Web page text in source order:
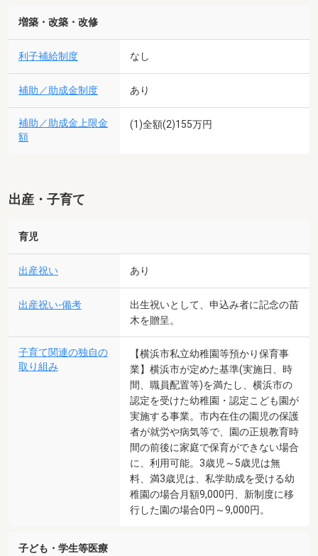
増築・改築・改修
利子補給制度 なし
補助／助成金制度 あり
補助／助成金上限金
額
(1)全額(2)155万円
出産・子育て
育児
出産祝い あり
出産祝い-備考
出生祝いとして、申込み者に記念の苗
木を贈呈。
子育て関連の独自の
取り組み
【横浜市私立幼稚園等預かり保育事
業】横浜市が定めた基準(実施日、時
間、職員配置等)を満たし、横浜市の
認定を受けた幼稚園・認定こども園が
実施する事業。市内在住の園児の保護
者が就労や病気等で、園の正規教育時
間の前後に家庭で保育ができない場合
に、利用可能。3歳児～5歳児は無
料、満3歳児は、私学助成を受ける幼
稚園の場合月額9,000円、新制度に移
行した園の場合0円～9,000円。
子ども・学生等医療